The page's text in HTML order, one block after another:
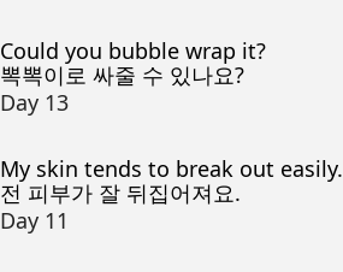
Could you bubble wrap it?
뽁뽁이로 싸줄 수 있나요?
Day 13
My skin tends to break out easily.
전 피부가 잘 뒤집어져요.
Day 11